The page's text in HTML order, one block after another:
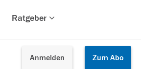
Ratgeber
Anmelden Zum Abo